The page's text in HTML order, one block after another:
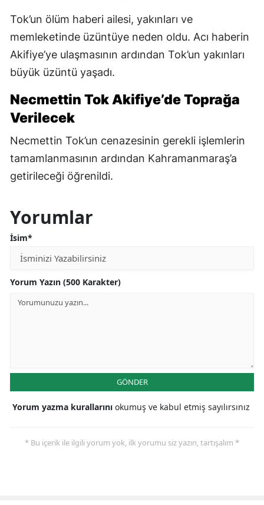
Tok’un ölüm haberi ailesi, yakınları ve
memleketinde üzüntüye neden oldu. Acı haberin
Akifiye’ye ulaşmasının ardından Tok’un yakınları
büyük üzüntü yaşadı.
Necmettin Tok Akifiye’de Toprağa
Verilecek
Necmettin Tok’un cenazesinin gerekli işlemlerin
tamamlanmasının ardından Kahramanmaraş’a
getirileceği öğrenildi.
Yorumlar
İsim*
Yorum Yazın (500 Karakter)
GÖNDER
Yorum yazma kurallarını okumuş ve kabul etmiş sayılırsınız
* Bu içerik ile ilgili yorum yok, ilk yorumu siz yazın, tartışalım *